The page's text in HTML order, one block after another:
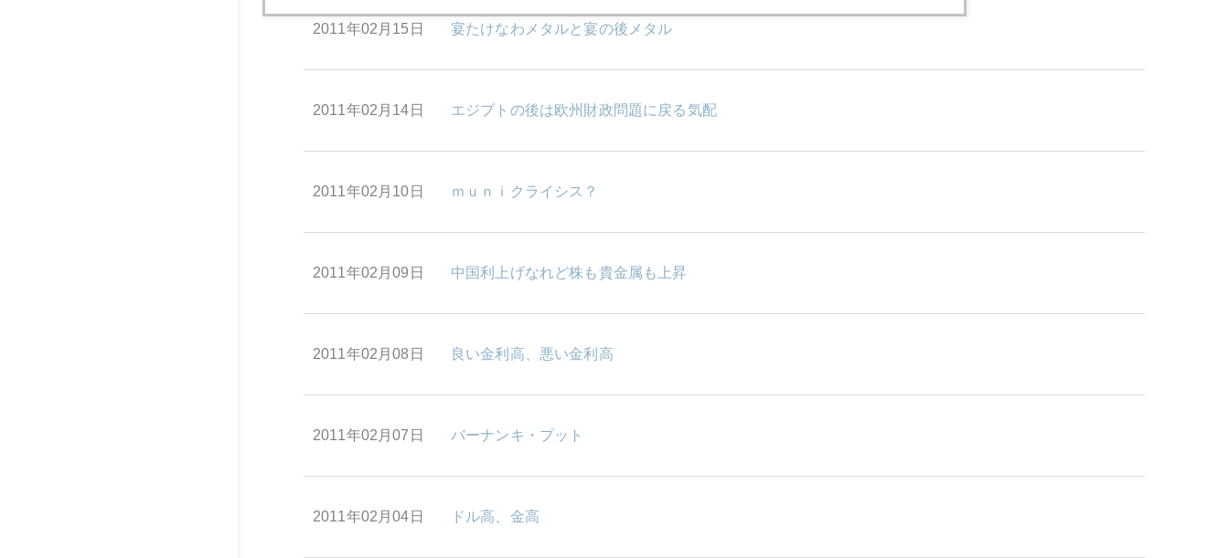
2011年02月15日 宴たけなわメタルと宴の後メタル
2011年02月14日 エジプトの後は欧州財政問題に戻る気配
2011年02月10日 ｍｕｎｉクライシス？
2011年02月09日 中国利上げなれど株も貴金属も上昇
2011年02月08日 良い金利高、悪い金利高
2011年02月07日 バーナンキ・プット
2011年02月04日 ドル高、金高